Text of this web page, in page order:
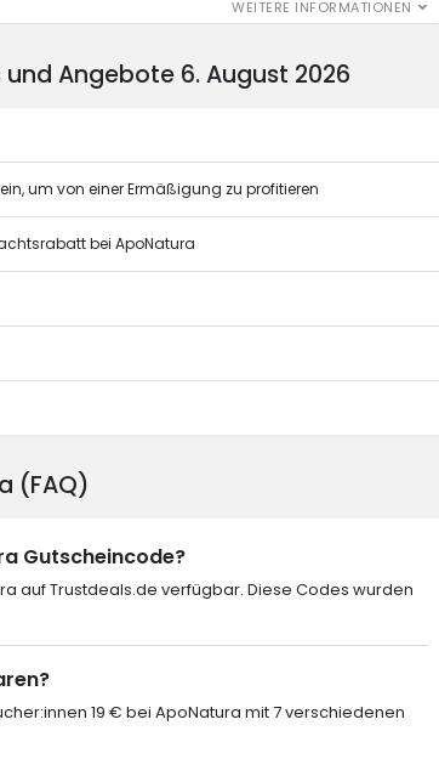
WEITERE INFORMATIONEN
Angebote 6. August 2026
um von einer Ermäßigung zu profitieren
bei ApoNatura
(FAQ)
Gutscheincode?
auf Trustdeals.de verfügbar. Diese Codes wurden
19 € bei ApoNatura mit 7 verschiedenen